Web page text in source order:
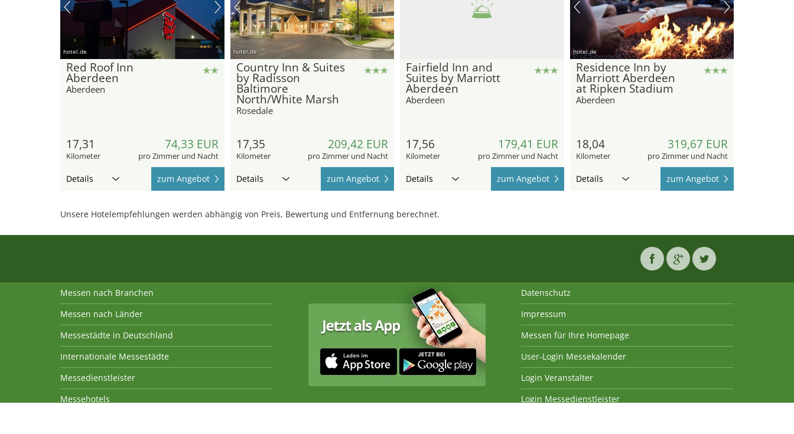
hotel.de
Red Roof Inn
Aberdeen
Aberdeen
17,31
Kilometer
74,33 EUR
pro Zimmer und Nacht
Details zum Angebot
hotel.de
Country Inn & Suites
by Radisson
Baltimore
North/White Marsh
Rosedale
17,35
Kilometer
209,42 EUR
pro Zimmer und Nacht
Details zum Angebot
Fairfield Inn and
Suites by Marriott
Aberdeen
Aberdeen
17,56
Kilometer
179,41 EUR
pro Zimmer und Nacht
Details zum Angebot
hotel.de
Residence Inn by
Marriott Aberdeen
at Ripken Stadium
Aberdeen
18,04
Kilometer
319,67 EUR
pro Zimmer und Nacht
Details zum Angebot
Unsere Hotelempfehlungen werden abhängig von Preis, Bewertung und Entfernung berechnet.
Messen nach Branchen
Messen nach Länder
Messestädte in Deutschland
Internationale Messestädte
Messedienstleister
Messehotels
Datenschutz
Impressum
Messen für Ihre Homepage
User-Login Messekalender
Login Veranstalter
Login Messedienstleister